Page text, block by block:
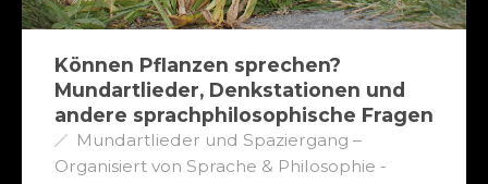
Können Pflanzen sprechen?
Mundartlieder, Denkstationen und
andere sprachphilosophische Fragen
Mundartlieder und Spaziergang –
Organisiert von Sprache & Philosophie -